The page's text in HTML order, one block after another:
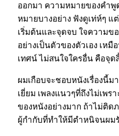
ออกมา ความหมายของคำพู
หมายบางอย่าง ฟังดูเท่ห์ๆ แ
เริ่มต้นและจุดจบ ใจความข
อย่างเป็นตัวของตัวเอง เหมื
เทศน์ ไม่สนใจใครอื่น คือจุด
ผมเกือบจะชอบหนังเรื่องนี้ม
เยี่ยม เพลงแนวๆที่ถึงไม่เพร
ของหนังอย่างมาก ถ้าไม่ติด
ผู้กำกับที่ทำให้มีตำหนิจนผม